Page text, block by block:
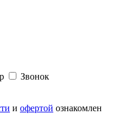
Звонок
и офертой ознакомлен